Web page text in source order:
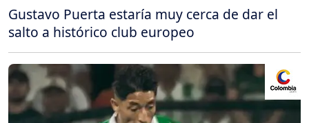
Gustavo Puerta estaría muy cerca de dar el
salto a histórico club europeo